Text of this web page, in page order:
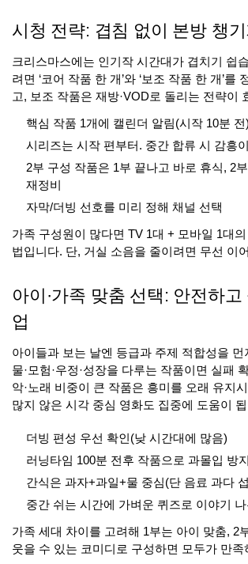
시청 전략: 겹침 없이 본방 챙기
크리스마스에는 인기작 시간대가 겹치기 쉽
려면 ‘코어 작품 한 개’와 ‘보조 작품 한 개’를
고, 보조 작품은 재방·VOD로 돌리는 전략이
핵심 작품 1개에 캘린더 알림(시작 10분 전
시리즈는 시작 편부터. 중간 합류 시 감흥
2부 구성 작품은 1부 끝나고 바로 휴식, 2
재정비
자막/더빙 선호를 미리 정해 채널 선택
가족 구성원이 많다면 TV 1대 + 모바일 1대의
법입니다. 단, 거실 소음을 줄이려면 무선 이
아이·가족 맞춤 선택: 안전하고
업
아이들과 보는 날엔 등급과 주제 적합성을 먼
물·모험·우정·성장을 다루는 작품이면 실패
악·노래 비중이 큰 작품은 흥미를 오래 유지
많지 않은 시각 중심 영화도 집중에 도움이
더빙 편성 우선 확인(낮 시간대에 많음)
러닝타임 100분 전후 작품으로 과몰입 방지
간식은 과자+과일+물 중심(단 음료 과다
중간 쉬는 시간에 가벼운 퀴즈로 이야기 나
가족 세대 차이를 고려해 1부는 아이 맞춤, 2
웃을 수 있는 코미디로 구성하면 모두가 만족